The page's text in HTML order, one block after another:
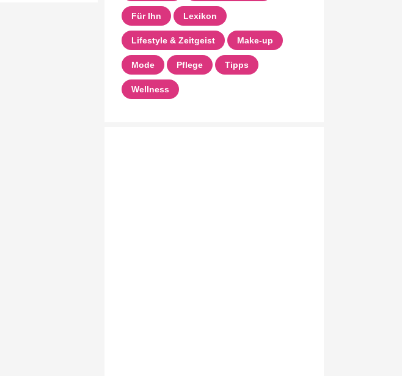
Für Ihn Lexikon
Lifestyle & Zeitgeist Make-up
Mode Pflege Tipps
Wellness